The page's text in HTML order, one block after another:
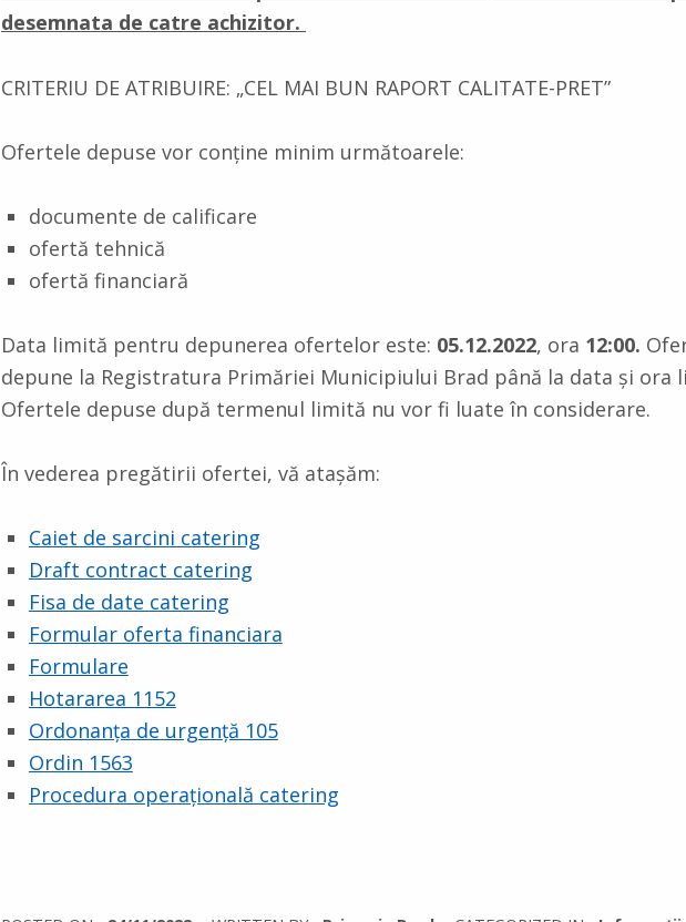
desemnata de catre achizitor.
CRITERIU DE ATRIBUIRE: „CEL MAI BUN RAPORT CALITATE-PRET”
Ofertele depuse vor conține minim următoarele:
documente de calificare
ofertă tehnică
ofertă financiară
Data limită pentru depunerea ofertelor este: 05.12.2022, ora 12:00.
depune la Registratura Primăriei Municipiului Brad până la data și ora
Ofertele depuse după termenul limită nu vor fi luate în considerare.
În vederea pregătirii ofertei, vă atașăm:
Caiet de sarcini catering
Draft contract catering
Fisa de date catering
Formular oferta financiara
Formulare
Hotararea 1152
Ordonanța de urgență 105
Ordin 1563
Procedura operațională catering